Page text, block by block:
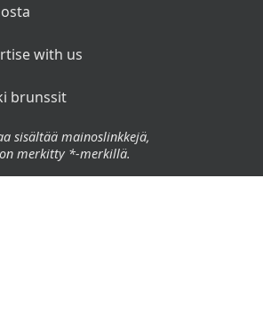
with us
brunssit
sisältää mainoslinkkejä,
merkitty *-merkillä.